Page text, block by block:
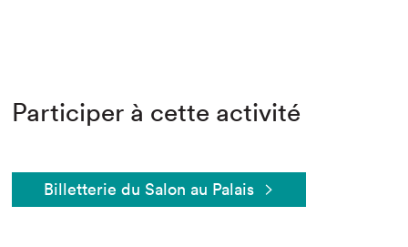
Participer à cette activité
Billetterie du Salon au Palais